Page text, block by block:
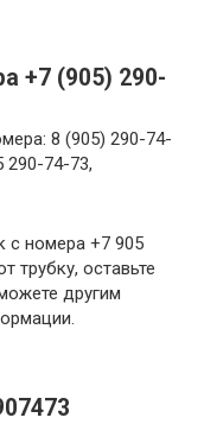
+7 (905) 290-
8 (905) 290-74-
290-74-73,
с номера +7 905
трубку, оставьте
другим